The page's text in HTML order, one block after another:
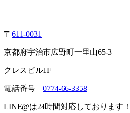
〒 611-0031
京都府宇治市広野町一里山65-3
クレスビル1F
電話番号 0774-66-3358
LINE@は24時間対応しております！